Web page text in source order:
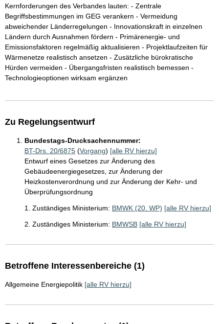
Kernforderungen des Verbandes lauten: - Zentrale
Begriffsbestimmungen im GEG verankern - Vermeidung
abweichender Länderregelungen - Innovationskraft in einzelnen
Ländern durch Ausnahmen fördern - Primärenergie- und
Emissionsfaktoren regelmäßig aktualisieren - Projektlaufzeiten für
Wärmenetze realistisch ansetzen - Zusätzliche bürokratische
Hürden vermeiden - Übergangsfristen realistisch bemessen -
Technologieoptionen wirksam ergänzen
Zu Regelungsentwurf
Bundestags-Drucksachennummer:
BT-Drs. 20/6875 (Vorgang) [alle RV hierzu]
Entwurf eines Gesetzes zur Änderung des
Gebäudeenergiegesetzes, zur Änderung der
Heizkostenverordnung und zur Änderung der Kehr- und
Überprüfungsordnung
1. Zuständiges Ministerium: BMWK (20. WP) [alle RV hierzu]
2. Zuständiges Ministerium: BMWSB [alle RV hierzu]
Betroffene Interessenbereiche (1)
Allgemeine Energiepolitik [alle RV hierzu]